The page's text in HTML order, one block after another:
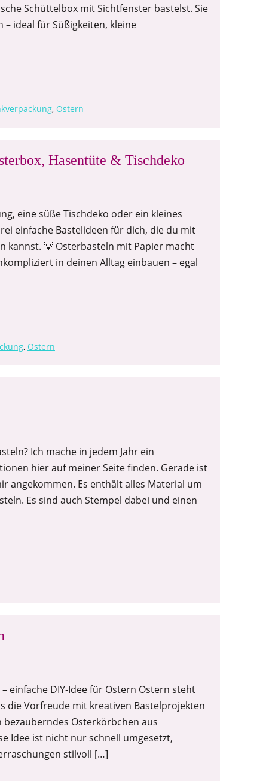
Schüttelbox mit Sichtfenster bastelst. Sie
– ideal für Süßigkeiten, kleine
, Ostern
Hasentüte & Tischdeko
eine süße Tischdeko oder ein kleines
einfache Bastelideen für dich, die du mit
kannst. 💡 Osterbasteln mit Papier macht
in deinen Alltag einbauen – egal
, Ostern
Ich mache in jedem Jahr ein
hier auf meiner Seite finden. Gerade ist
angekommen. Es enthält alles Material um
Es sind auch Stempel dabei und einen
einfache DIY-Idee für Ostern Ostern steht
die Vorfreude mit kreativen Bastelprojekten
bezauberndes Osterkörbchen aus
Idee ist nicht nur schnell umgesetzt,
stilvoll […]